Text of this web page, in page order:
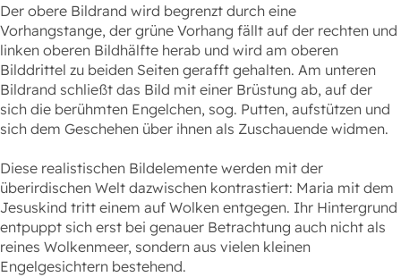
Der obere Bildrand wird begrenzt durch eine
Vorhangstange, der grüne Vorhang fällt auf der rechten und
linken oberen Bildhälfte herab und wird am oberen
Bilddrittel zu beiden Seiten gerafft gehalten. Am unteren
Bildrand schließt das Bild mit einer Brüstung ab, auf der
sich die berühmten Engelchen, sog. Putten, aufstützen und
sich dem Geschehen über ihnen als Zuschauende widmen.
Diese realistischen Bildelemente werden mit der
überirdischen Welt dazwischen kontrastiert: Maria mit dem
Jesuskind tritt einem auf Wolken entgegen. Ihr Hintergrund
entpuppt sich erst bei genauer Betrachtung auch nicht als
reines Wolkenmeer, sondern aus vielen kleinen
Engelgesichtern bestehend.